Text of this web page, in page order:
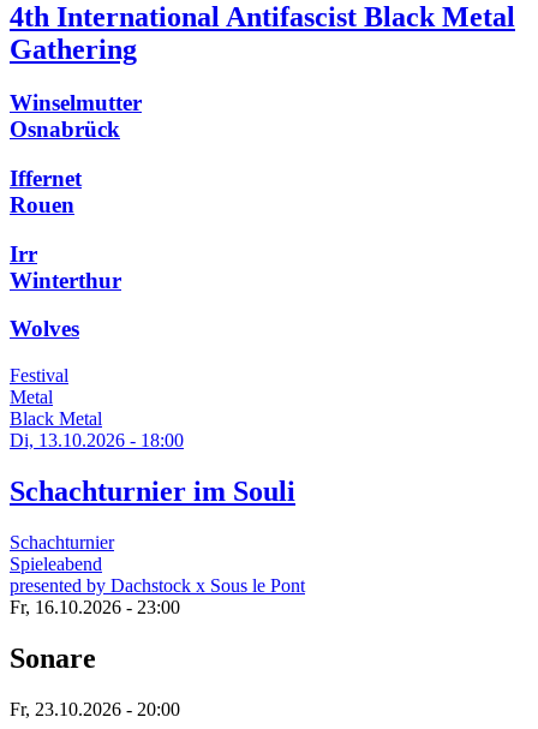
4th International Antifascist Black Metal
Gathering
Winselmutter
Osnabrück
Iffernet
Rouen
Irr
Winterthur
Wolves
Festival
Metal
Black Metal
Di, 13.10.2026 - 18:00
Schachturnier im Souli
Schachturnier
Spieleabend
presented by Dachstock x Sous le Pont
Fr, 16.10.2026 - 23:00
Sonare
Fr, 23.10.2026 - 20:00